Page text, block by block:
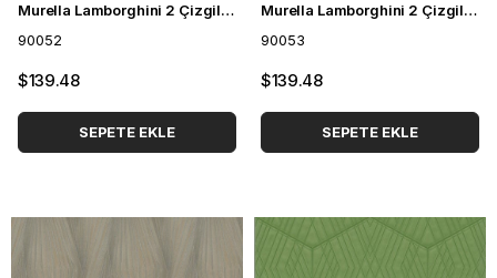
Murella Lamborghini 2 Çizgili Duvar Kağıdı 90052
90052
$139.48
SEPETE EKLE
Murella Lamborghini 2 Çizgili Duvar Kağıdı 90053
90053
$139.48
SEPETE EKLE